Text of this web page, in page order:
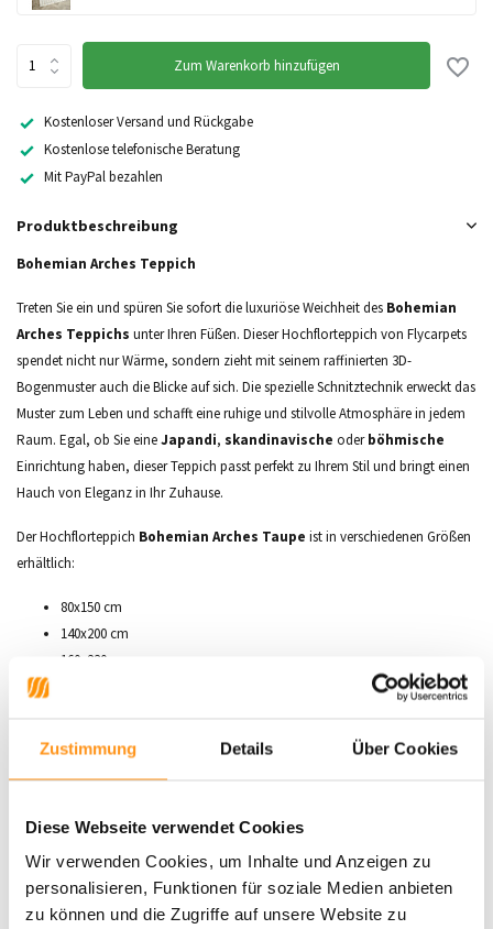
Zustimmung Details Über Cookies
Diese Webseite verwendet Cookies
Wir verwenden Cookies, um Inhalte und Anzeigen zu
personalisieren, Funktionen für soziale Medien anbieten
zu können und die Zugriffe auf unsere Website zu
Zum Warenkorb hinzufügen
Kostenloser Versand und Rückgabe
Kostenlose telefonische Beratung
Mit PayPal bezahlen
Produktbeschreibung
Bohemian Arches Teppich
Treten Sie ein und spüren Sie sofort die luxuriöse Weichheit des Bohemian
Arches Teppichs unter Ihren Füßen. Dieser Hochflorteppich von Flycarpets
spendet nicht nur Wärme, sondern zieht mit seinem raffinierten 3D-
Bogenmuster auch die Blicke auf sich. Die spezielle Schnitztechnik erweckt das
Muster zum Leben und schafft eine ruhige und stilvolle Atmosphäre in jedem
Raum. Egal, ob Sie eineJapandi, skandinavische oderböhmische
Einrichtung haben, dieser Teppich passt perfekt zu Ihrem Stil und bringt einen
Hauch von Eleganz in Ihr Zuhause.
Der Hochflorteppich Bohemian Arches Taupe ist in verschiedenen Größen
erhältlich:
80x150 cm
140x200 cm
160x230 cm
Aus100 % Polyester und mit einer beeindruckenden Florhöhevon25 mm
bietet dieser Teppich ultimativen Komfort und ein hohes Maß an
rutschigen Böden fest an seinem Platz bleibt. Darüber hinaus ist der Teppich
antiallergischund fürFußbodenheizungengeeignet, was ihn sowohl
stilvoll als auch praktisch macht. Bringen Sie Raffinesse und Komfort in Ihre
Räume mit demBohemian Arches Taupe Teppich!